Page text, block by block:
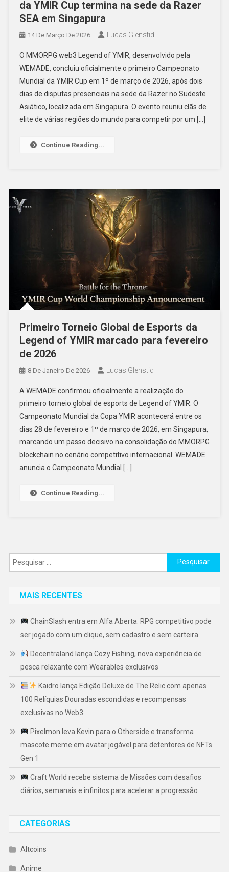
da YMIR Cup termina na sede da Razer
SEA em Singapura
14 De Março De 2026 Lucas Glenstid
O MMORPG web3 Legend of YMIR, desenvolvido pela
WEMADE, concluiu oficialmente o primeiro Campeonato
Mundial da YMIR Cup em 1º de março de 2026, após dois
dias de disputas presenciais na sede da Razer no Sudeste
Asiático, localizada em Singapura. O evento reuniu clãs de
elite de várias regiões do mundo para competir por um […]
Continue Reading...
Primeiro Torneio Global de Esports da
Legend of YMIR marcado para fevereiro
de 2026
8 De Janeiro De 2026 Lucas Glenstid
A WEMADE confirmou oficialmente a realização do
primeiro torneio global de esports de Legend of YMIR. O
Campeonato Mundial da Copa YMIR acontecerá entre os
dias 28 de fevereiro e 1º de março de 2026, em Singapura,
marcando um passo decisivo na consolidação do MMORPG
blockchain no cenário competitivo internacional. WEMADE
anuncia o Campeonato Mundial […]
Continue Reading...
Pesquisar
por:
MAIS RECENTES
ChainSlash entra em Alfa Aberta: RPG competitivo pode
ser jogado com um clique, sem cadastro e sem carteira
Decentraland lança Cozy Fishing, nova experiência de
pesca relaxante com Wearables exclusivos
Kaidro lança Edição Deluxe de The Relic com apenas
100 Relíquias Douradas escondidas e recompensas
exclusivas no Web3
Pixelmon leva Kevin para o Otherside e transforma
mascote meme em avatar jogável para detentores de NFTs
Gen 1
Craft World recebe sistema de Missões com desafios
diários, semanais e infinitos para acelerar a progressão
CATEGORIAS
Altcoins
Anime